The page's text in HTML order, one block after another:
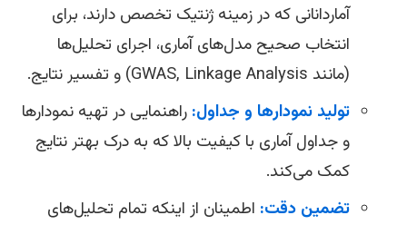
آماردانانی که در زمینه ژنتیک تخصص دارند، برای
انتخاب صحیح مدل‌های آماری، اجرای تحلیل‌ها
(مانند GWAS, Linkage Analysis) و تفسیر نتایج.
تولید نمودارها و جداول:راهنمایی در تهیه نمودارها
و جداول آماری با کیفیت بالا که به درک بهتر نتایج
کمک می‌کند.
تضمین دقت:اطمینان از اینکه تمام تحلیل‌های